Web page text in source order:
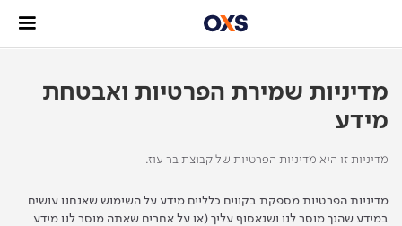
מדיניות שמירת הפרטיות ואבטחת
מידע
מדיניות זו היא מדיניות הפרטיות של קבוצת בר עוז.
מדיניות הפרטיות מספקת בקווים כלליים מידע על השימוש שאנחנו עושים
במידע שהנך מוסר לנו ושנאסוף עליך (או על אחרים שאתה מוסר לנו מידע